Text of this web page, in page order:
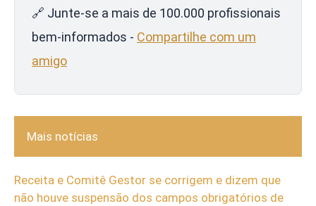
🔗 Junte-se a mais de 100.000 profissionais
bem-informados - Compartilhe com um
amigo
Mais notícias
Receita e Comitê Gestor se corrigem e dizem que
não houve suspensão dos campos obrigatórios de